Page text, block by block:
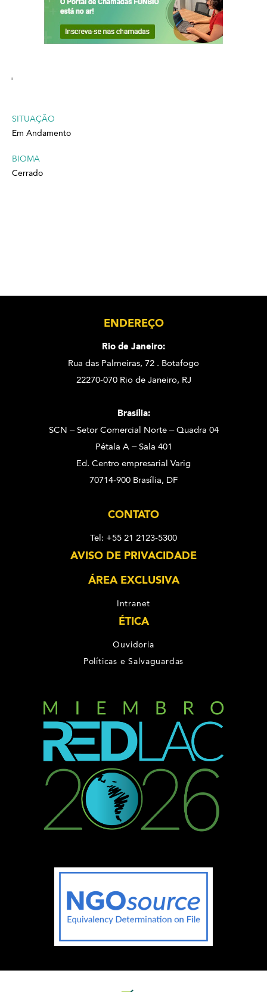
'
SITUAÇÃO
Em Andamento
BIOMA
Cerrado
ENDEREÇO
Rio de Janeiro:
Rua das Palmeiras, 72 . Botafogo
22270-070 Rio de Janeiro, RJ
Brasília:
SCN – Setor Comercial Norte – Quadra 04
Pétala A – Sala 401
Ed. Centro empresarial Varig
70714-900 Brasília, DF
CONTATO
Tel: +55 21 2123-5300
AVISO DE PRIVACIDADE
ÁREA EXCLUSIVA
Intranet
ÉTICA
Ouvidoria
Políticas e Salvaguardas